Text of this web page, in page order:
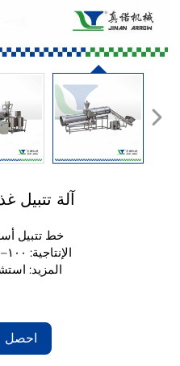
آلة تتبيل
خط تتبيل
الإنتاجية: ١٠٠–١٠٠٠ كغ/ساعة
المزيد: